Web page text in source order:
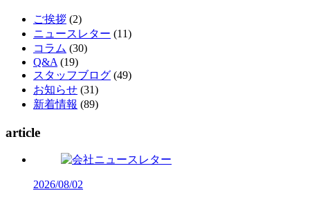
ご挨拶 (2)
ニュースレター (11)
コラム (30)
Q&A (19)
スタッフブログ (49)
お知らせ (31)
新着情報 (89)
article
2026/08/02